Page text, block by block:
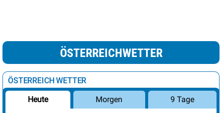
ÖSTERREICHWETTER
ÖSTERREICH WETTER
Heute Morgen 9 Tage